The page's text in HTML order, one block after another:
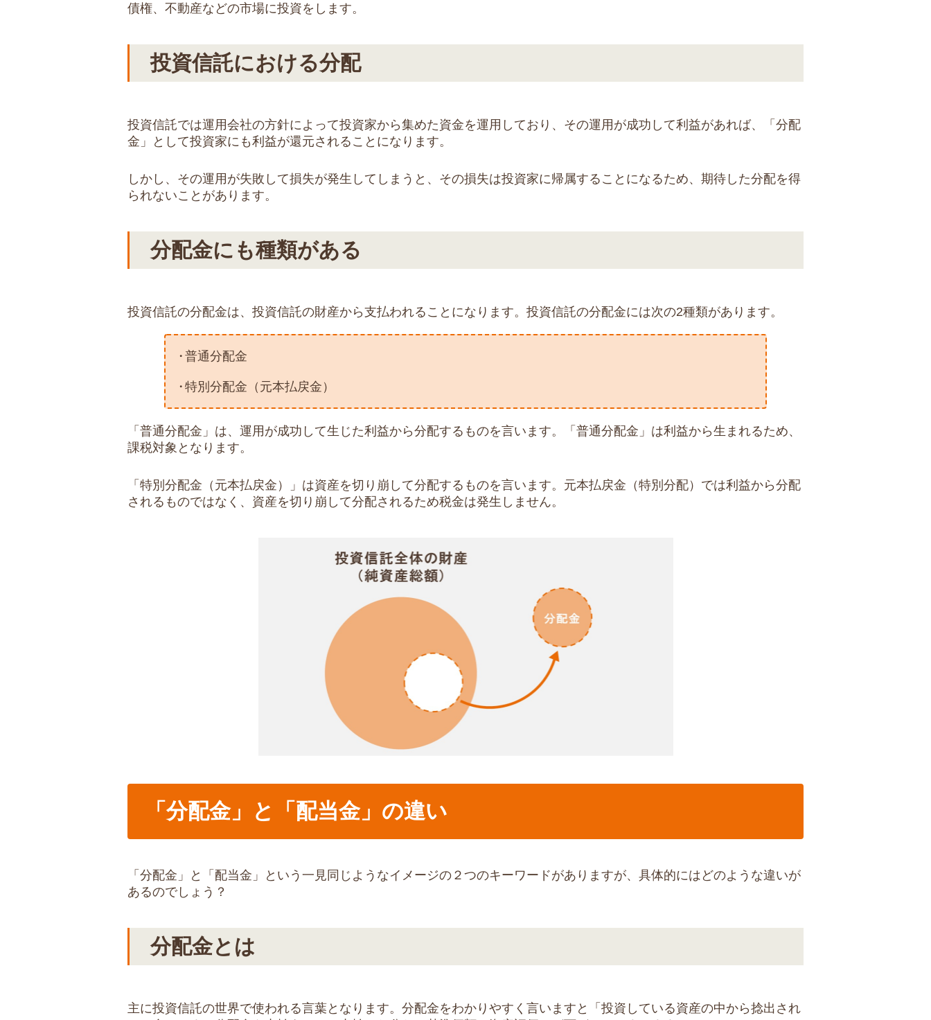
債権、不動産などの市場に投資をします。
投資信託における分配
投資信託では運用会社の方針によって投資家から集めた資金を運用しており、その運用が成功して利益があれば、「分配
金」として投資家にも利益が還元されることになります。
しかし、その運用が失敗して損失が発生してしまうと、その損失は投資家に帰属することになるため、期待した分配を得
られないことがあります。
分配金にも種類がある
投資信託の分配金は、投資信託の財産から支払われることになります。投資信託の分配金には次の2種類があります。
普通分配金
特別分配金（元本払戻金）
「普通分配金」は、運用が成功して生じた利益から分配するものを言います。「普通分配金」は利益から生まれるため、
課税対象となります。
「特別分配金（元本払戻金）」は資産を切り崩して分配するものを言います。元本払戻金（特別分配）では利益から分配
されるものではなく、資産を切り崩して分配されるため税金は発生しません。
「分配金」と「配当金」の違い
「分配金」と「配当金」という一見同じようなイメージの２つのキーワードがありますが、具体的にはどのような違いが
あるのでしょう？
分配金とは
主に投資信託の世界で使われる言葉となります。分配金をわかりやすく言いますと「投資している資産の中から捻出され